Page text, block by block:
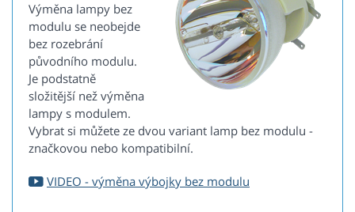
Výměna lampy bez
modulu se neobejde
bez rozebrání
původního modulu.
Je podstatně
složitější než výměna
lampy s modulem.
Vybrat si můžete ze dvou variant lamp bez modulu -
značkovou nebo kompatibilní.
VIDEO - výměna výbojky bez modulu